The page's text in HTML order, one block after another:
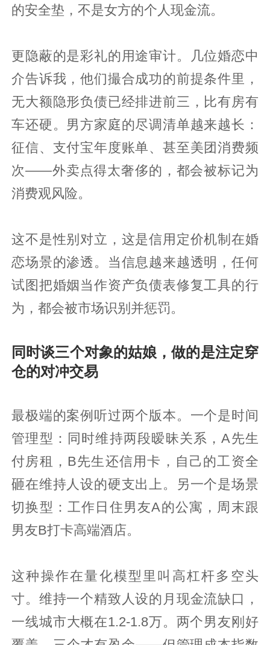
的安全垫，不是女方的个人现金流。
更隐蔽的是彩礼的用途审计。几位婚恋中
介告诉我，他们撮合成功的前提条件里，
无大额隐形负债已经排进前三，比有房有
车还硬。男方家庭的尽调清单越来越长：
征信、支付宝年度账单、甚至美团消费频
次——外卖点得太奢侈的，都会被标记为
消费观风险。
这不是性别对立，这是信用定价机制在婚
恋场景的渗透。当信息越来越透明，任何
试图把婚姻当作资产负债表修复工具的行
为，都会被市场识别并惩罚。
同时谈三个对象的姑娘，做的是注定穿
仓的对冲交易
最极端的案例听过两个版本。一个是时间
管理型：同时维持两段暧昧关系，A先生
付房租，B先生还信用卡，自己的工资全
砸在维持人设的硬支出上。另一个是场景
切换型：工作日住男友A的公寓，周末跟
男友B打卡高端酒店。
这种操作在量化模型里叫高杠杆多空头
寸。维持一个精致人设的月现金流缺口，
一线城市大概在1.2-1.8万。两个男友刚好